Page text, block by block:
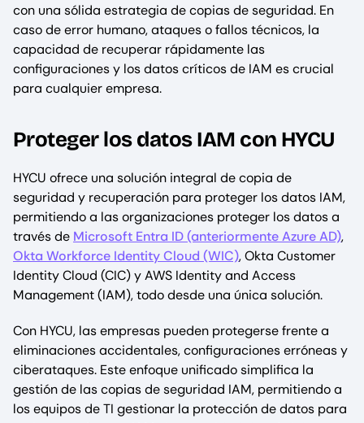
con una sólida estrategia de copias de seguridad. En
caso de error humano, ataques o fallos técnicos, la
capacidad de recuperar rápidamente las
configuraciones y los datos críticos de IAM es crucial
para cualquier empresa.
Proteger los datos IAM con HYCU
HYCU ofrece una solución integral de copia de
seguridad y recuperación para proteger los datos IAM,
permitiendo a las organizaciones proteger los datos a
través de Microsoft Entra ID (anteriormente Azure AD),
Okta Workforce Identity Cloud (WIC), Okta Customer
Identity Cloud (CIC) y AWS Identity and Access
Management (IAM), todo desde una única solución.
Con HYCU, las empresas pueden protegerse frente a
eliminaciones accidentales, configuraciones erróneas y
ciberataques. Este enfoque unificado simplifica la
gestión de las copias de seguridad IAM, permitiendo a
los equipos de TI gestionar la protección de datos para